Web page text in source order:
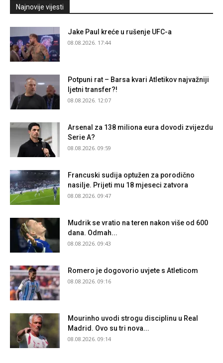
Najnovije vijesti
Jake Paul kreće u rušenje UFC-a
08.08.2026. 17:44
Potpuni rat – Barsa kvari Atletikov najvažniji
ljetni transfer?!
08.08.2026. 12:07
Arsenal za 138 miliona eura dovodi zvijezdu
Serie A?
08.08.2026. 09:59
Francuski sudija optužen za porodično
nasilje. Prijeti mu 18 mjeseci zatvora
08.08.2026. 09:47
Mudrik se vratio na teren nakon više od 600
dana. Odmah...
08.08.2026. 09:43
Romero je dogovorio uvjete s Atleticom
08.08.2026. 09:16
Mourinho uvodi strogu disciplinu u Real
Madrid. Ovo su tri nova...
08.08.2026. 09:14